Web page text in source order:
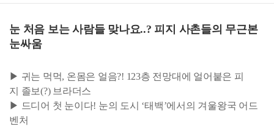
눈 처음 보는 사람들 맞나요..? 피지 사촌들의 무근본
눈싸움
▶ 귀는 먹먹, 온몸은 얼음?! 123층 전망대에 얼어붙은 피
지 졸보(?) 브라더스
▶ 드디어 첫 눈이다! 눈의 도시 ‘태백’에서의 겨울왕국 어드
벤처